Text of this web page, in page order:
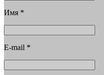
Имя *
E-mail *